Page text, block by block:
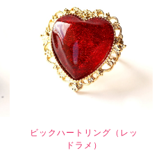
ビックハートリング（レッ
ドラメ）